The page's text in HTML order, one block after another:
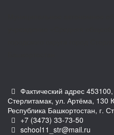
Фактический адрес
Стерлитамак, ул. Артёма, 130
Республика Башкортостан, г.
+7 (3473) 33-73-50
school11_str@mail.ru